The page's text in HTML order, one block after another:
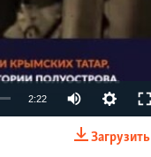
SHARE
2:22
Загрузить